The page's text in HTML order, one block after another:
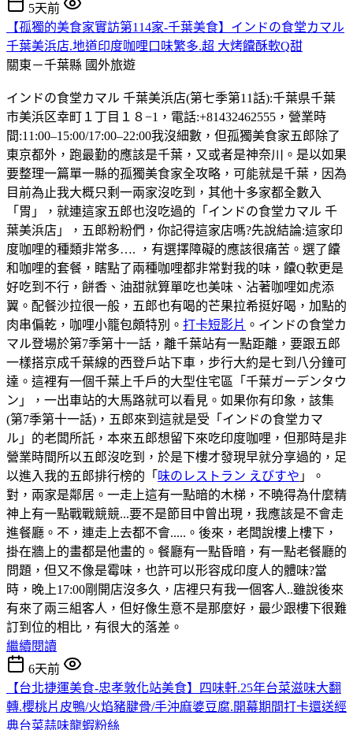
5天前
【孤獨的美食家實訪第114家-千葉美食】インドの食堂カマル
千葉美浜店.地道印度咖哩口味繁多.超 大烤饢酥軟Q甜
關東－千葉縣 國外旅遊
インドの食堂カマル 千葉美浜店(第七季第11話):千葉県千葉
市美浜区幸町１丁目１８−1，電話:+81432462555，營業時
間:11:00–15:00/17:00–22:00我沒細數，但孤獨美食家五郎除了
東京都外，跑最勤的應該是千葉，又或者是神奈川。是以如果
要整理一篇單一縣的孤獨美食家全攻略，可能就是千葉，因為
目前為止我大概只剩一兩家沒吃到，其他十多家都全數入
「胃」，就連這家五郎也沒吃過的「インドの食堂カマル 千
葉美浜店」，五郎粉粉們，你記得這家店嗎?先說結論:這家印
度咖哩的種類非常多…. ，有選擇障礙的應該很痛苦。選了饢
和咖哩的套餐，瞎點了兩種咖哩都非常對我的味，饢Q軟更是
好吃到不行，餅香、油甜就算單吃也美味、沾著咖哩如虎添
翼。配餐沙拉很一般，五郎也有喝的芒果拉希挺好喝，加點的
肉串偏乾，咖哩小籠包頗特別。 打卡短影片 。インドの食堂カ
マル登場於第7季第十一話，離千葉站有一點距離，要跟五郎
一樣搭京成千葉線的西登戶站下車，步行大約是七到八分鐘可
達。這裡有一個千葉上千戶的大型住宅區「千葉ガーデンタウ
ン」，一出車站的大馬路就可以看見。如果你有印象，該集
(第7季第十一話)，五郎來到這就是受「インドの食堂カマ
ル」的老闆所託，本來五郎想留下來吃印度咖哩，但那時是非
營業時間所以五郎沒吃到，於是下樓才發現早就分享過的，足
以進入我的五郎排行榜的「 味のレストラン えびすや 」。
對，兩家是鄰居。一走上這有一點暗的木梯，不曉得為什麼精
神上有一點戰戰競競...要不是節目中曾出現，我應該是不會走
進餐廳。不，連走上去都不會.....。後來，老闆說樓上樓下，
掛在牆上的畫都是他畫的。餐廳有一點昏暗，有一點老餐廳的
問題，但又不像是霉味，也許可以形容成印度人的體味?當
時，晚上17:00剛開店沒多久，店裡只有我一個客人..雖說後來
有來了兩三組客人，但好像生意不是那麼好，最少跟樓下很難
訂到位的相比，有很大的落差。
繼續閱讀
6天前
【台北捷運美食-忠孝敦化站美食】四味軒.25年台菜滋味大翻
轉.櫻桃片皮鴨/火焰豬腱骨/手沖麻婆豆腐.開幕期間打卡還送經
典台菜蒜味龍蝦粉絲